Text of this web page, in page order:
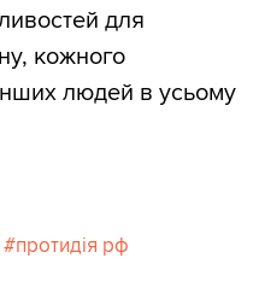
для
кожного
людей в усьому
протидія рф